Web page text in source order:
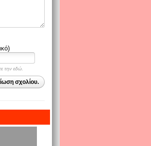
την εδώ.
σχολίου.